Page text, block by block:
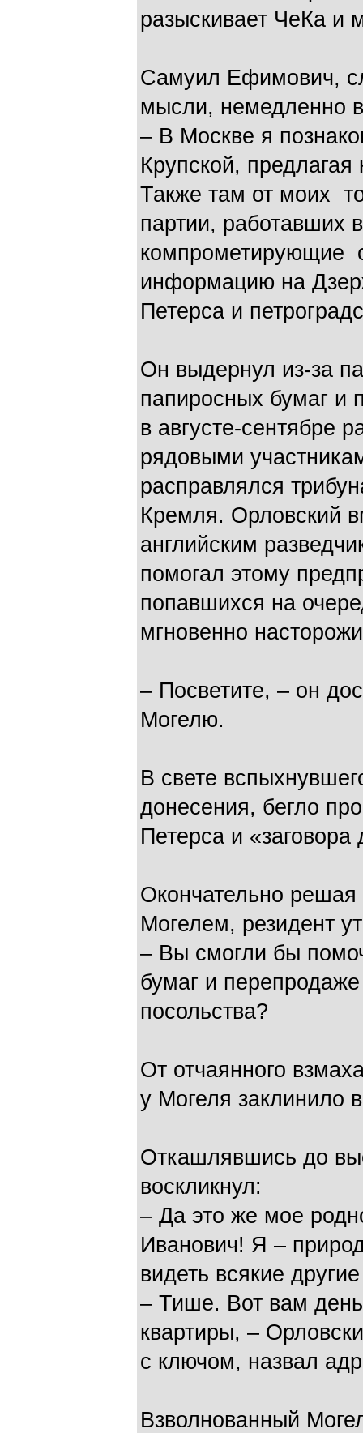
разыскивает ЧеКа и
Самуил Ефимович,
мысли, немедленно
– В Москве я
Крупской,
Также там от моих
партии,
компрометирующие
информацию на
Петерса и
Он выдернул из-за
папиросных бумаг и
в августе-сентябре
рядовыми
расправлялся
Кремля. Орловский
английским
помогал этому
попавшихся на
мгновенно
– Посветите, – он
Могелю.
В свете
донесения, бегло
Петерса и
Окончательно решая
Могелем, резидент
– Вы смогли бы
бумаг и
посольства?
От отчаянного
у Могеля заклинило
Откашлявшись до
воскликнул:
– Да это же мое
Иванович! Я –
видеть всякие
– Тише. Вот вам
квартиры, –
с ключом, назвал
Взволнованный